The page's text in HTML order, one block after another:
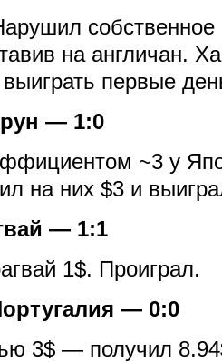
собственное
на англичан.
первые
— 1:0
~3 у
на них $3 и
— 1:1
1$. Проиграл.
— 0:0
3$ — получил